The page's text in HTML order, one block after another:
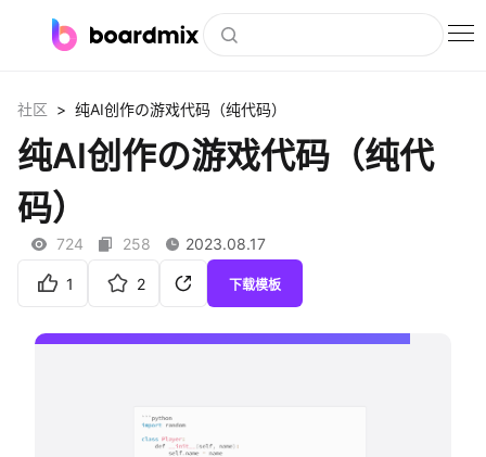
社区资源
企业服务
社区 > 纯AI创作の游戏代码（纯代码）
纯AI创作の游戏代码（纯代
码）
724 258 2023.08.17
1 2 下载模板